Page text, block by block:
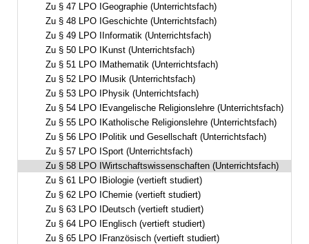
Zu § 47 LPO IGeographie (Unterrichtsfach)
Zu § 48 LPO IGeschichte (Unterrichtsfach)
Zu § 49 LPO IInformatik (Unterrichtsfach)
Zu § 50 LPO IKunst (Unterrichtsfach)
Zu § 51 LPO IMathematik (Unterrichtsfach)
Zu § 52 LPO IMusik (Unterrichtsfach)
Zu § 53 LPO IPhysik (Unterrichtsfach)
Zu § 54 LPO IEvangelische Religionslehre (Unterrichtsfach)
Zu § 55 LPO IKatholische Religionslehre (Unterrichtsfach)
Zu § 56 LPO IPolitik und Gesellschaft (Unterrichtsfach)
Zu § 57 LPO ISport (Unterrichtsfach)
Zu § 58 LPO IWirtschaftswissenschaften (Unterrichtsfach)
Zu § 61 LPO IBiologie (vertieft studiert)
Zu § 62 LPO IChemie (vertieft studiert)
Zu § 63 LPO IDeutsch (vertieft studiert)
Zu § 64 LPO IEnglisch (vertieft studiert)
Zu § 65 LPO IFranzösisch (vertieft studiert)